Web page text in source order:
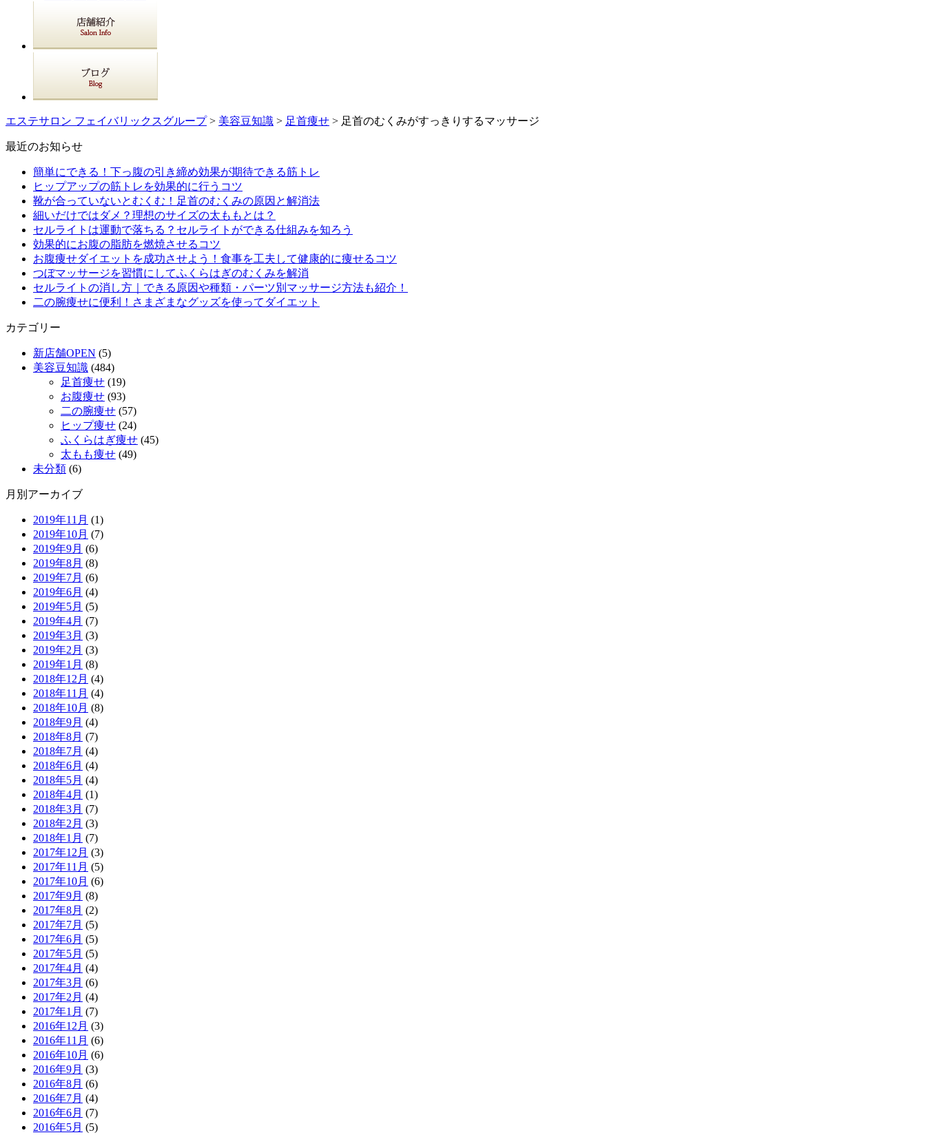
エステサロン フェイバリックスグループ> 美容豆知識 > 足首痩せ > 足首のむくみがすっきりするマッサージ
最近のお知らせ
簡単にできる！下っ腹の引き締め効果が期待できる筋トレ
ヒップアップの筋トレを効果的に行うコツ
靴が合っていないとむくむ！足首のむくみの原因と解消法
細いだけではダメ？理想のサイズの太ももとは？
セルライトは運動で落ちる？セルライトができる仕組みを知ろう
効果的にお腹の脂肪を燃焼させるコツ
お腹痩せダイエットを成功させよう！食事を工夫して健康的に痩せるコツ
つぼマッサージを習慣にしてふくらはぎのむくみを解消
セルライトの消し方｜できる原因や種類・パーツ別マッサージ方法も紹介！
二の腕痩せに便利！さまざまなグッズを使ってダイエット
カテゴリー
新店舗OPEN (5)
美容豆知識 (484)
足首痩せ (19)
お腹痩せ (93)
二の腕痩せ (57)
ヒップ痩せ (24)
ふくらはぎ痩せ (45)
太もも痩せ (49)
未分類 (6)
月別アーカイブ
2019年11月 (1)
2019年10月 (7)
2019年9月 (6)
2019年8月 (8)
2019年7月 (6)
2019年6月 (4)
2019年5月 (5)
2019年4月 (7)
2019年3月 (3)
2019年2月 (3)
2019年1月 (8)
2018年12月 (4)
2018年11月 (4)
2018年10月 (8)
2018年9月 (4)
2018年8月 (7)
2018年7月 (4)
2018年6月 (4)
2018年5月 (4)
2018年4月 (1)
2018年3月 (7)
2018年2月 (3)
2018年1月 (7)
2017年12月 (3)
2017年11月 (5)
2017年10月 (6)
2017年9月 (8)
2017年8月 (2)
2017年7月 (5)
2017年6月 (5)
2017年5月 (5)
2017年4月 (4)
2017年3月 (6)
2017年2月 (4)
2017年1月 (7)
2016年12月 (3)
2016年11月 (6)
2016年10月 (6)
2016年9月 (3)
2016年8月 (6)
2016年7月 (4)
2016年6月 (7)
2016年5月 (5)